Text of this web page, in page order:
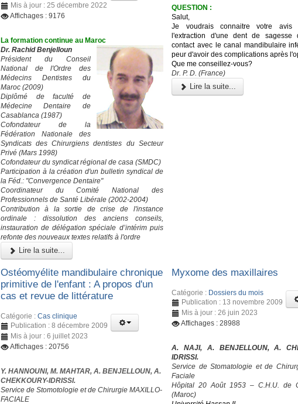
Mis à jour : 25 décembre 2022
Affichages : 9176
La formation continue au Maroc
Dr. Rachid Benjelloun
Président du Conseil
National de l'Ordre des
Médecins Dentistes du
Maroc (2009)
Diplômé de faculté de
Médecine Dentaire de
Casablanca (1987)
Cofondateur de la
Fédération Nationale des
Syndicats des Chirurgiens dentistes du Secteur
Privé (Mars 1998)
Cofondateur du syndicat régional de casa (SMDC)
Participation à la création d'un bulletin syndical de
la Féd.: "Convergence Dentaire"
Coordinateur du Comité National des
Professionnels de Santé Libérale (2002-2004)
Contribution à la sortie de crise de l'instance
ordinale : dissolution des anciens conseils,
instauration de délégation spéciale d’intérim puis
refonte des nouveaux textes relatifs à l'ordre
Lire la suite...
QUESTION :
Salut,
Je voudrais connaitre votre avis
l'extraction d'une dent de
contact avec le canal mandibulaire
peur d'avoir des complications après
Que me conseillez-vous?
Dr. P. D. (France)
Lire la suite...
Ostéomyélite mandibulaire chronique
primitive de l'enfant : A propos d'un
cas et revue de littérature
Catégorie : Cas clinique
Publication : 8 décembre 2009
Mis à jour : 6 juillet 2023
Affichages : 20756
Y. HANNOUNI, M. MAHTAR, A. BENJELLOUN, A.
CHEKKOURY-IDRISSI.
Service de Stomotologie et de Chirurgie MAXILLO-
FACIALE
Myxome des maxillaires
Catégorie : Dossiers du mois
Publication : 13 novembre 2009
Mis à jour : 26 juin 2023
Affichages : 28988
A. NAJI, A. BENJELLOUN, A.
IDRISSI.
Service de Stomatologie et de
Faciale
Hôpital 20 Août 1953 – C.H.U. de
(Maroc)